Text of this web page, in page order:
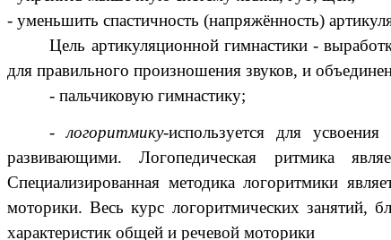
- уменьшить спастичность (напряжённость)
Цель артикуляционной гимнастики -
для правильного произношения звуков, и
- пальчиковую гимнастику;
-логоритмику-используется для
развивающими. Логопедическая ритмика
Специализированная методика логоритмики
моторики. Весь курс логоритмических занятий,
характеристик общей и речевой моторики